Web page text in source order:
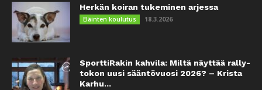
Herkän koiran tukeminen arjessa
Eläinten koulutus 18.3.2026
SporttiRakin kahvila: Miltä näyttää rally-
tokon uusi sääntövuosi 2026? – Krista
Karhu...